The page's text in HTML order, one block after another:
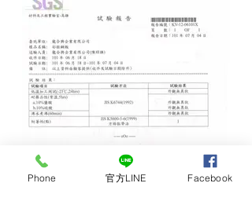
Phone 官方LINE Facebook